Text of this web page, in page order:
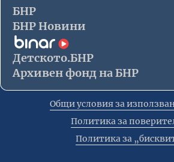
БНР
БНР Новини
Детското.БНР
Архивен фонд на БНР
Общи условия за
Политика за
Политика за